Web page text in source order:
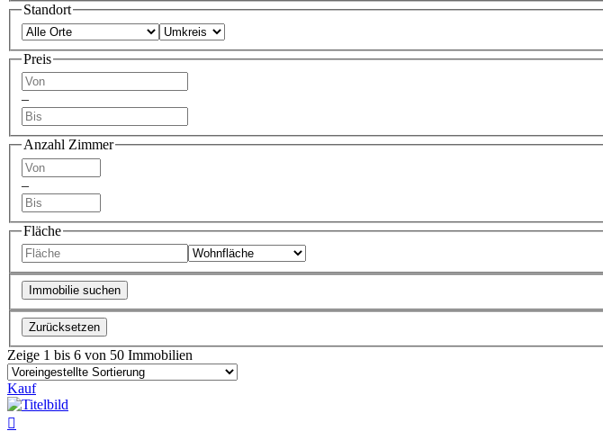
Standort
Preis
–
Anzahl Zimmer
–
Fläche
Immobilie suchen
Zurücksetzen
Zeige 1 bis 6 von 50 Immobilien
Kauf